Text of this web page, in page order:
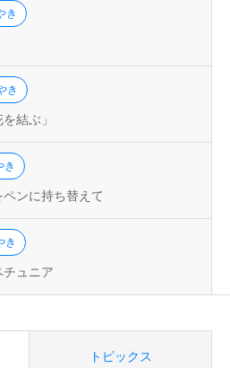
き
き
結ぶ」
き
ンに持ち替えて
き
チュニア
トピックス